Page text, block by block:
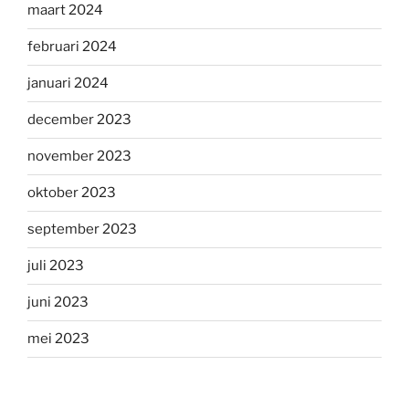
maart 2024
februari 2024
januari 2024
december 2023
november 2023
oktober 2023
september 2023
juli 2023
juni 2023
mei 2023